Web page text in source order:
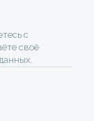
с
своё